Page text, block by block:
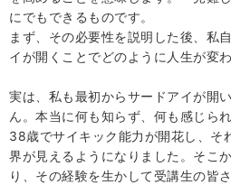
にでもできるものです。
まず、その必要性を説明した後、私
イが開くことでどのように人生が変
実は、私も最初からサードアイが開
ん。本当に何も知らず、何も感じら
38歳でサイキック能力が開花し、そ
界が見えるようになりました。そこ
り、その経験を生かして受講生の皆